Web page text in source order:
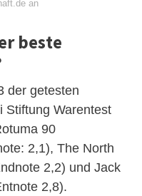
an
beste
der getesten
Stiftung Warentest
90
2,1), The North
2,2) und Jack
2,8).